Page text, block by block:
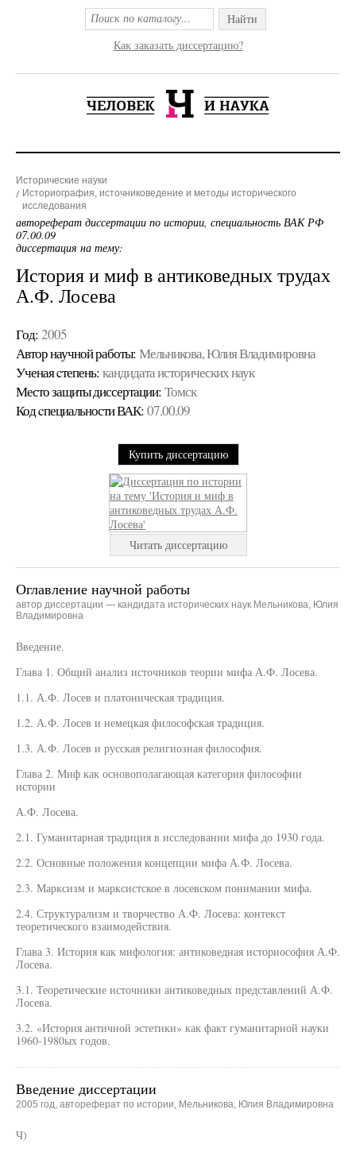
Найти
Как заказать диссертацию?
Исторические науки
Историография, источниковедение и методы исторического
исследования
автореферат диссертации по истории, специальность ВАК РФ
07.00.09
диссертация на тему:
История и миф в антиковедных трудах
А.Ф. Лосева
Год: 2005
Автор научной работы: Мельникова, Юлия Владимировна
Ученая cтепень: кандидата исторических наук
Место защиты диссертации: Томск
Код cпециальности ВАК: 07.00.09
Купить диссертацию
Читать диссертацию
Оглавление научной работы
автор диссертации — кандидата исторических наук Мельникова, Юлия
Владимировна
Введение.
Глава 1. Общий анализ источников теории мифа А.Ф. Лосева.
1.1. А.Ф. Лосев и платоническая традиция.
1.2. А.Ф. Лосев и немецкая философская традиция.
1.3. А.Ф. Лосев и русская религиозная философия.
Глава 2. Миф как основополагающая категория философии
истории
А.Ф. Лосева.
2.1. Гуманитарная традиция в исследовании мифа до 1930 года.
2.2. Основные положения концепции мифа А.Ф. Лосева.
2.3. Марксизм и марксистское в лосевском понимании мифа.
2.4. Структурализм и творчество А.Ф. Лосева: контекст
теоретического взаимодействия.
Глава 3. История как мифология: антиковедная историософия А.Ф.
Лосева.
3.1. Теоретические источники антиковедных представлений А.Ф.
Лосева.
3.2. «История античной эстетики» как факт гуманитарной науки
1960-1980ых годов.
Введение диссертации
2005 год, автореферат по истории, Мельникова, Юлия Владимировна
Ч)